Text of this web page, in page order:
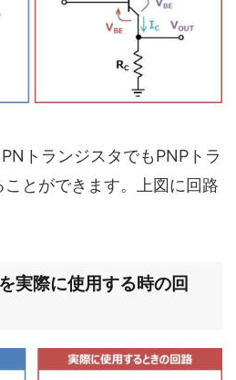
トランジスタでもPNPトラ
とができます。上図に回路
実際に使用する時の回